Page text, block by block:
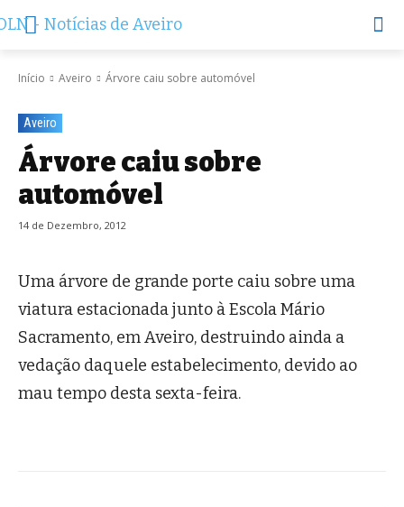
Início Aveiro Árvore caiu sobre automóvel
Aveiro
Árvore caiu sobre
automóvel
14 de Dezembro, 2012
Uma árvore de grande porte caiu sobre uma
viatura estacionada junto à Escola Mário
Sacramento, em Aveiro, destruindo ainda a
vedação daquele estabelecimento, devido ao
mau tempo desta sexta-feira.